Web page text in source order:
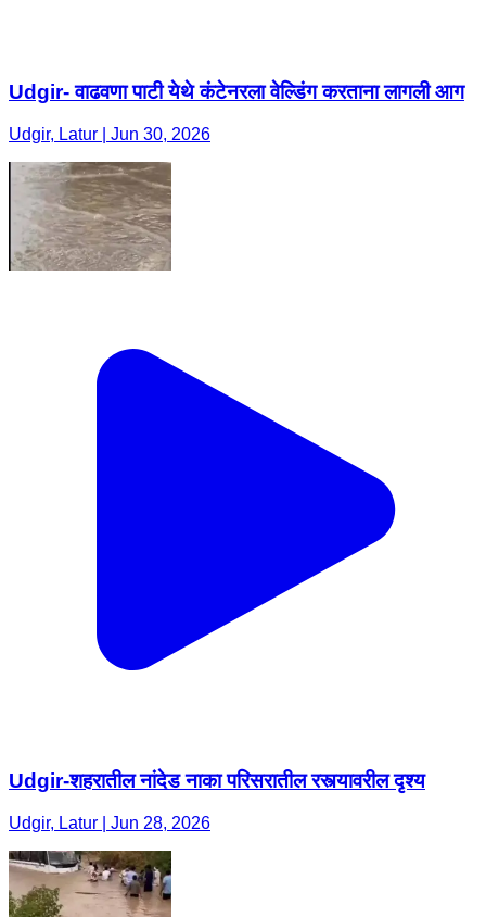
Udgir- वाढवणा पाटी येथे कंटेनरला वेल्डिंग करताना लागली आग
Udgir, Latur | Jun 30, 2026
Udgir-शहरातील नांदेड नाका परिसरातील रस्त्यावरील दृश्य
Udgir, Latur | Jun 28, 2026